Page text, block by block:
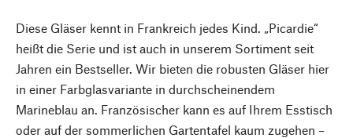
Diese Gläser kennt in Frankreich jedes Kind. „Picardie“
heißt die Serie und ist auch in unserem Sortiment seit
Jahren ein Bestseller. Wir bieten die robusten Gläser hier
in einer Farbglasvariante in durchscheinendem
Marineblau an. Französischer kann es auf Ihrem Esstisch
oder auf der sommerlichen Gartentafel kaum zugehen –